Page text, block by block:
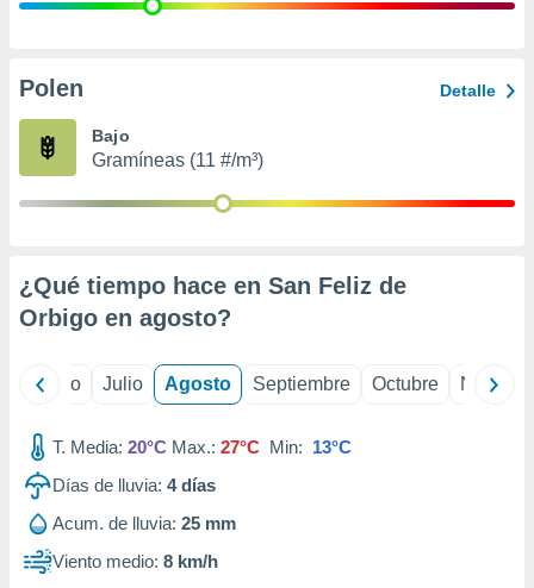
e
publicidad
Polen Detalle
Bajo
Gramíneas (11 #/m³)
¿Qué tiempo hace en San Feliz de
Orbigo en agosto?
Junio Julio Agosto Septiembre Octubre
T. Media: 20°C Max.: 27°C Min: 13°C
Días de lluvia: 4días
Acum. de lluvia: 25 mm
Viento medio: 8 km/h